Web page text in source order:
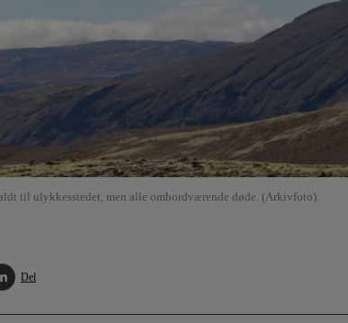
til ulykkesstedet, men alle ombordværende døde. (Arkivfoto).
Del